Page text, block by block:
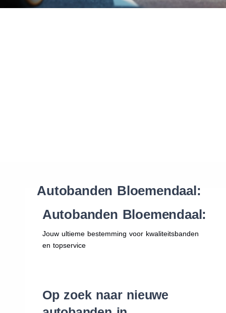
Seizoen:
Merken:
Autobanden Bloemendaal:
Autobanden Bloemendaal:
Jouw ultieme bestemming voor kwaliteitsbanden
en topservice
Op zoek naar nieuwe